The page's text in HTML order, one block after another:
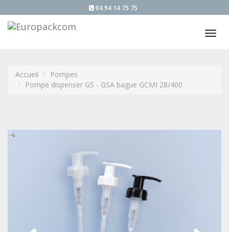
04 94 14 75 75
Accueil
Pompes
Pompe dispenser GS - GSA bague GCMI 28/400